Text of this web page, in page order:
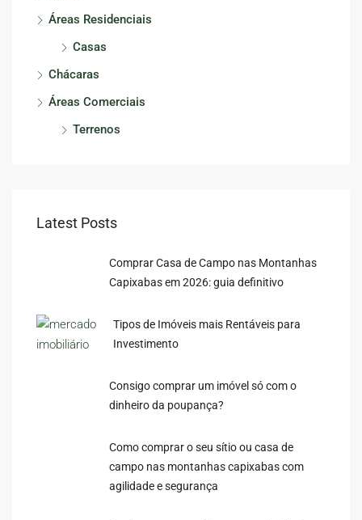
Áreas Residenciais
Casas
Chácaras
Áreas Comerciais
Terrenos
Latest Posts
Comprar Casa de Campo nas Montanhas
Capixabas em 2026: guia definitivo
Tipos de Imóveis mais Rentáveis para
Investimento
Consigo comprar um imóvel só com o
dinheiro da poupança?
Como comprar o seu sítio ou casa de
campo nas montanhas capixabas com
agilidade e segurança